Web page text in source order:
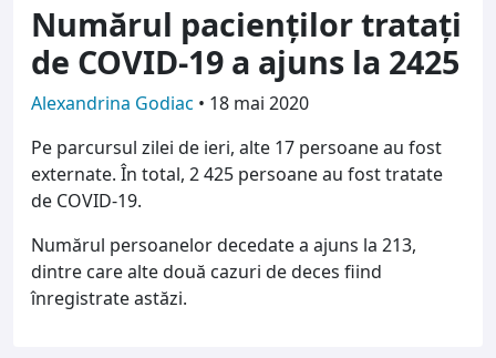
Numărul pacienților tratați
de COVID-19 a ajuns la 2425
Alexandrina Godiac • 18 mai 2020
Pe parcursul zilei de ieri, alte 17 persoane au fost
externate. În total, 2 425 persoane au fost tratate
de COVID-19.
Numărul persoanelor decedate a ajuns la 213,
dintre care alte două cazuri de deces fiind
înregistrate astăzi.